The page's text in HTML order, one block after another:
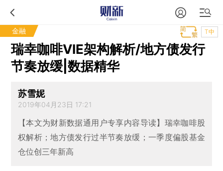
金融 T中
瑞幸咖啡VIE架构解析/地方债发行
节奏放缓|数据精华
苏雪妮
2019年04月23日 17:21
【本文为财新数据通用户专享内容导读】瑞幸咖啡股
权解析；地方债发行过半节奏放缓；一季度偏股基金
仓位创三年新高